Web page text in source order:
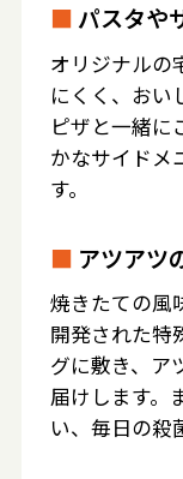
■ パスタや
オリジナルの
にくく、おい
ピザと一緒に
かなサイドメ
す。
■ アツアツ
焼きたての風
開発された特
グに敷き、ア
届けします。
い、毎日の殺